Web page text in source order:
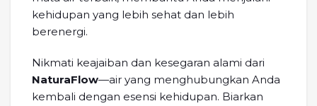
kehidupan yang lebih sehat dan lebih
berenergi.
Nikmati keajaiban dan kesegaran alami dari
NaturaFlow—air yang menghubungkan Anda
kembali dengan esensi kehidupan. Biarkan